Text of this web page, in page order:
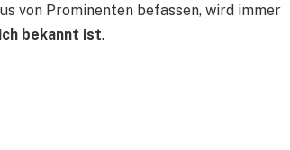
von Prominenten befassen, wird immer
bekannt ist.